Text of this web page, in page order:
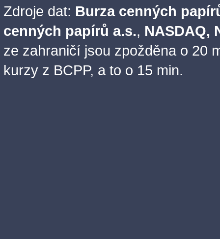
Zdroje dat: Burza cenných
cenných papírů a.s., NASDAQ,
ze zahraničí jsou zpožděna o 20
kurzy z BCPP, a to o 15 min.